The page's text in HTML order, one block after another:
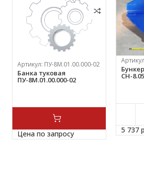
Артикул: ПУ-8М.01.00.000-02
Банка туковая
ПУ-8М.01.00.000-02
Цена по запросу
СН-
5 737